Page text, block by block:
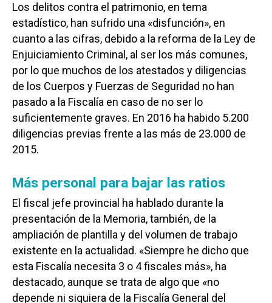
Los delitos contra el patrimonio, en tema
estadístico, han sufrido una «disfunción», en
cuanto a las cifras, debido a la reforma de la Ley de
Enjuiciamiento Criminal, al ser los más comunes,
por lo que muchos de los atestados y diligencias
de los Cuerpos y Fuerzas de Seguridad no han
pasado a la Fiscalía en caso de no ser lo
suficientemente graves. En 2016 ha habido 5.200
diligencias previas frente a las más de 23.000 de
2015.
Más personal para bajar las ratios
El fiscal jefe provincial ha hablado durante la
presentación de la Memoria, también, de la
ampliación de plantilla y del volumen de trabajo
existente en la actualidad. «Siempre he dicho que
esta Fiscalía necesita 3 o 4 fiscales más», ha
destacado, aunque se trata de algo que «no
depende ni siquiera de la Fiscalía General del